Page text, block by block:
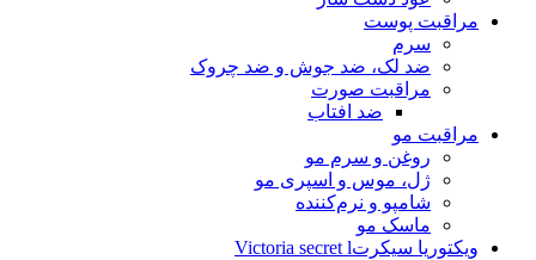
مراقبت پوست
سرم
ضد لک، ضد جوش و ضد چروک
مراقبت صورت
ضد افتاب
مراقبت مو
روغن و سرم مو
ژل، موس و اسپری مو
شامپو و نرم‌کننده
ماسک مو
ویکتوریا سیکرتVictoria secret l